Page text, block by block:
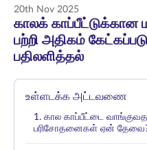
20th Nov 2025
காலக் காப்பீட்டுக்கான
பற்றி அதிகம்
பதிலளித்தல்
உள்ளடக்க அட்டவணை
1. கால காப்பீட்டை
பரிசோதனைகள் ஏன்